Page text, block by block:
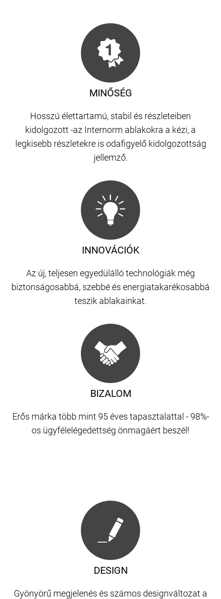
MINŐSÉG
Hosszú élettartamú, stabil és részleteiben
kidolgozott -az Internorm ablakokra a kézi, a
legkisebb részletekre is odafigyelő kidolgozottság
jellemző.
BIZALOM
Erős márka több mint 95 éves tapasztalattal - 98%-
os ügyfélelégedettség önmagáért beszél!
INNOVÁCIÓK
Az új, teljesen egyedülálló technológiák még
biztonságosabbá, szebbé és energiatakarékosabbá
teszik ablakainkat.
DESIGN
Gyönyörű megjelenés és számos designváltozat a